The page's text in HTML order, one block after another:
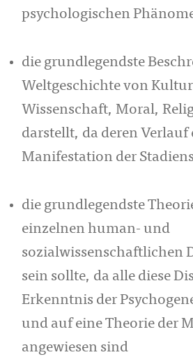
psychologischen
die grundlegendste
Weltgeschichte von
Wissenschaft, Moral,
darstellt, da deren Verlauf
Manifestation der
die grundlegendste
einzelnen human- und
sozialwissenschaftlichen
sein sollte, da alle diese
Erkenntnis der
und auf eine Theorie der
angewiesen sind